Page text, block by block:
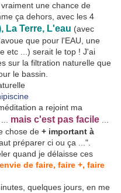
une chance de
ça dehors, avec les 4
La Terre, L'eau (avec
que pour l'EAU, une
etc ...) serait le top ! J'ai
sur la filtration naturelle que
le bassin.
a rejoint ma
mais c'est pas facile
chose de + important à
préparer ci ou ça ...".
quand je délaisse ces
de faire, faire +, faire
quelques jours, en me